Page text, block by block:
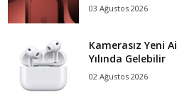
03 Ağustos 2026
Kamerasız Yeni
Yılında Gelebilir
02 Ağustos 2026